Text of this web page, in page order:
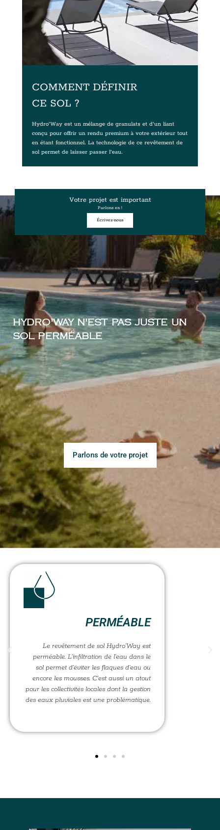
COMMENT DÉFINIR
CE SOL ?
Hydro’Way est un mélange de granulats et d’un liant
conçu pour offrir un rendu premium à votre extérieur tout
en étant fonctionnel. La technologie de ce revêtement de
sol permet de laisser passer l’eau.
Votre projet est important
Parlons en !
Écrivez-nous
HYDRO'WAY N'EST PAS JUSTE UN
SOL PERMÉABLE
Parlons de votre projet
PERMÉABLE
Le revêtement de sol Hydro’Way est
perméable. L’infiltration de l’eau dans le
sol permet d’éviter les flaques d’eau ou
encore les mousses. C’est aussi un atout
pour les collectivités locales dont la gestion
des eaux pluviales est une problématique.